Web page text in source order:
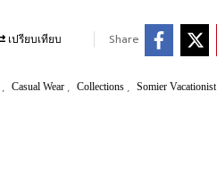
เปรียบเทียบ Share
Casual Wear Collections Somier Vacationist